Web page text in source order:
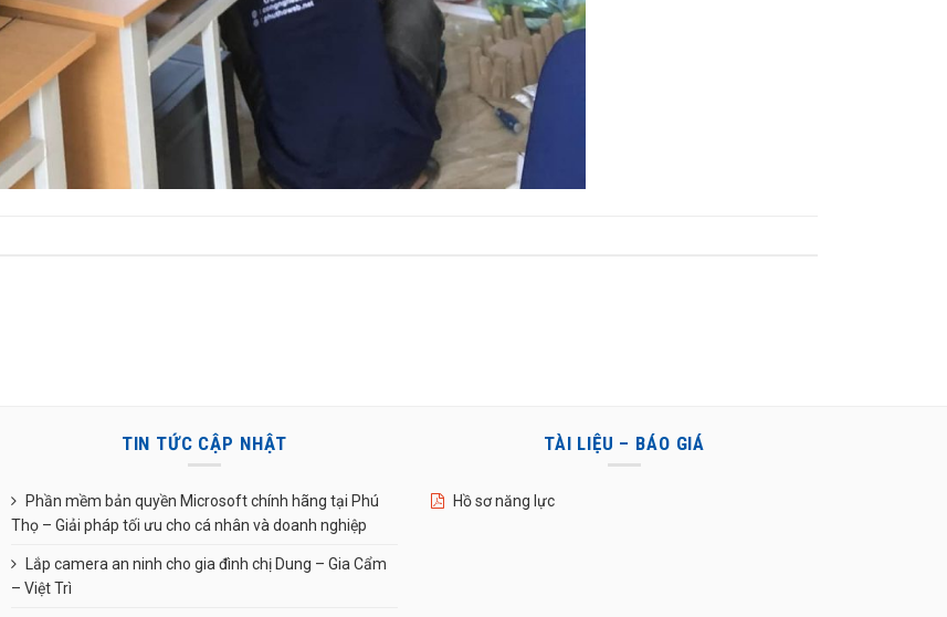
TIN TỨC CẬP NHẬT
Phần mềm bản quyền Microsoft chính hãng tại Phú
Thọ – Giải pháp tối ưu cho cá nhân và doanh nghiệp
Lắp camera an ninh cho gia đình chị Dung – Gia Cẩm
– Việt Trì
TÀI LIỆU – BÁO GIÁ
Hồ sơ năng lực